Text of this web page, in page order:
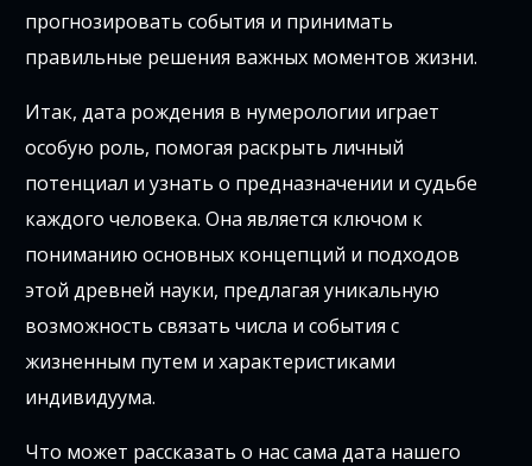
прогнозировать события и принимать
правильные решения важных моментов жизни.
Итак, дата рождения в нумерологии играет
особую роль, помогая раскрыть личный
потенциал и узнать о предназначении и судьбе
каждого человека. Она является ключом к
пониманию основных концепций и подходов
этой древней науки, предлагая уникальную
возможность связать числа и события с
жизненным путем и характеристиками
индивидуума.
Что может рассказать о нас сама дата нашего